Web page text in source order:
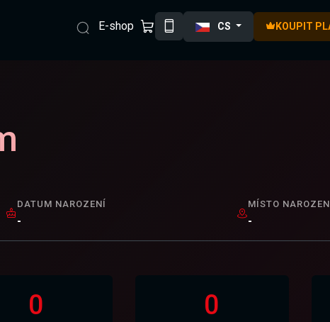
E-shop CS KOUPIT
DATUM NAROZENÍ
-
MÍSTO
-
0 0